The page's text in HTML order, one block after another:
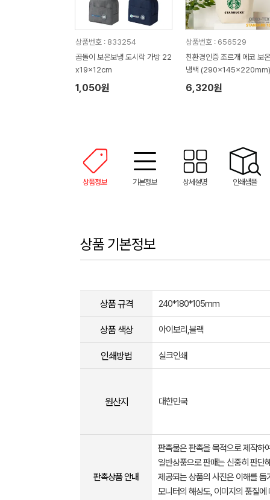
상품번호 : 833254
곰돌이 보온보냉 도시락 가방 22
x19x12cm
1,050원
상품번호 : 656529
친환경인증 조르개 에코 보
냉백 (290x145x220mm)
6,320원
상품정보 기본정보 상세설명 인쇄샘플
상품 기본정보
상품 규격 240*180*105mm
상품 색상 아이보리,블랙
인쇄방법 실크인쇄
원산지 대한민국
판촉상품 안내
판촉물은 판촉을 목적으로 제작하
일반상품으로 판매는 신중히 판단
제공되는 상품의 사진은 이해를
모니터의 해상도, 이미지의 품질